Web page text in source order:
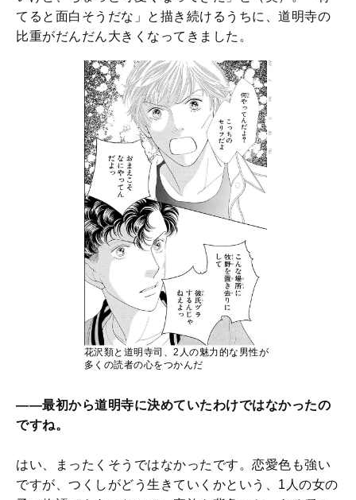
てると面白そうだな」と描き続けるうちに、道明寺の
比重がだんだん大きくなってきました。
花沢類と道明寺司、2人の魅力的な男性が
多くの読者の心をつかんだ
——最初から道明寺に決めていたわけではなかったの
ですね。
はい、まったくそうではなかったです。恋愛色も強い
ですが、つくしがどう生きていくかという、1人の女の